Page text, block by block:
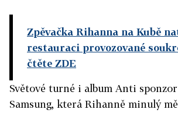
Zpěvačka Rihanna na Kubě
restauraci provozované
čtěte ZDE
Světové turné i album Anti
Samsung, která Rihanně minulý